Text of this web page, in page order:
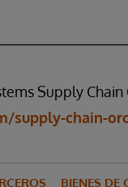
Supply
supply-chain-
BIENES DE